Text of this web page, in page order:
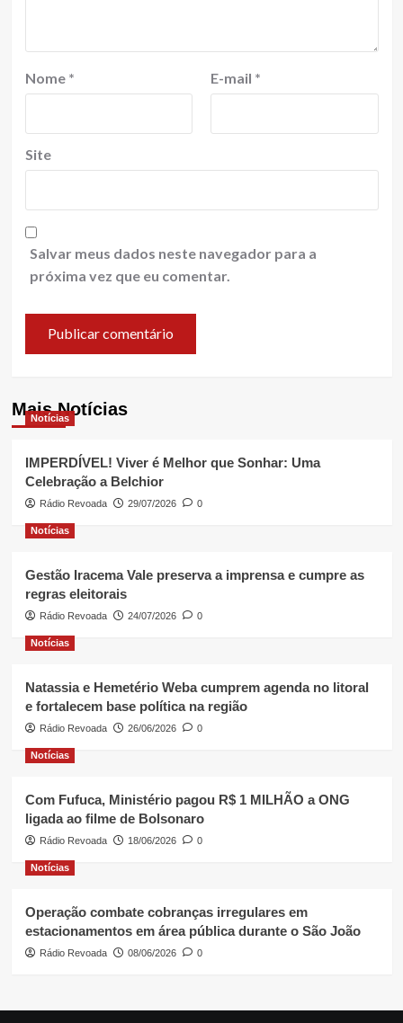
Nome * E-mail *
Site
Salvar meus dados neste navegador para a
próxima vez que eu comentar.
Mais Notícias
Notícias
IMPERDÍVEL! Viver é Melhor que Sonhar: Uma
Celebração a Belchior
Rádio Revoada 29/07/2026 0
Notícias
Gestão Iracema Vale preserva a imprensa e cumpre as
regras eleitorais
Rádio Revoada 24/07/2026 0
Notícias
Natassia e Hemetério Weba cumprem agenda no litoral
e fortalecem base política na região
Rádio Revoada 26/06/2026 0
Notícias
Com Fufuca, Ministério pagou R$ 1 MILHÃO a ONG
ligada ao filme de Bolsonaro
Rádio Revoada 18/06/2026 0
Notícias
Operação combate cobranças irregulares em
estacionamentos em área pública durante o São João
Rádio Revoada 08/06/2026 0